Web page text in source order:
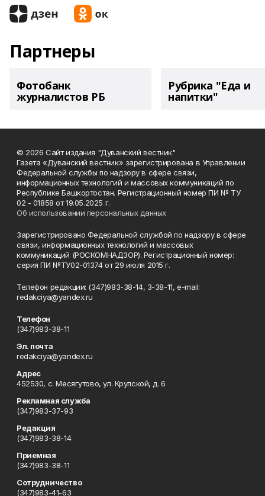
Партнеры
Фотобанк
журналистов РБ
Рубрика "Еда и
напитки"
© 2026 Сайт издания "Дуванский вестник"
Газета «Дуванский вестник» зарегистрирована в Управлении
Федеральной службы по надзору в сфере связи,
информационных технологий и массовых коммуникаций по
Республике Башкортостан. Регистрационный номер ПИ № ТУ
02 - 01858 от 19.05.2025 г.
Об использовании персональных данных
Зарегистрировано Федеральной службой по надзору в сфере
связи, информационных технологий и массовых
коммуникаций (РОСКОМНАДЗОР). Регистрационный номер:
серия ПИ №ТУ02-01374 от 29 июля 2015 г.
Телефон редакции: (347)983-38-14, 3-38-11, e-mail:
redakciya@yandex.ru
Телефон
(347)983-38-11
Эл. почта
redakciya@yandex.ru
Адрес
452530, с. Месягутово, ул. Крупской, д. 6
Рекламная служба
(347)983-37-93
Редакция
(347)983-38-14
Приемная
(347)983-38-11
Сотрудничество
(347)983-41-63